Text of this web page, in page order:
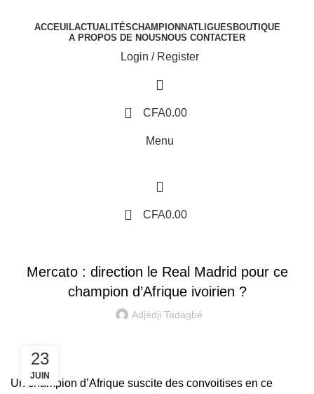
ACCEUILACTUALITÉSCHAMPIONNATLIGUES BOUTIQUE
A PROPOS DE NOUS NOUS CONTACTER
Login / Register
0 CFA0.00
Menu
0 CFA0.00
Mercato : direction le Real Madrid pour ce
champion d’Afrique ivoirien ?
Adjèdji Tadagbé
23
JUIN
Un champion d’Afrique suscite des convoitises en ce